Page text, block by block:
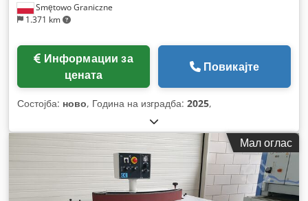
Smętowo Graniczne
1.371 km
цената
Повикајте
Состојба: ново, Година на изградба: 2025,
Мал оглас